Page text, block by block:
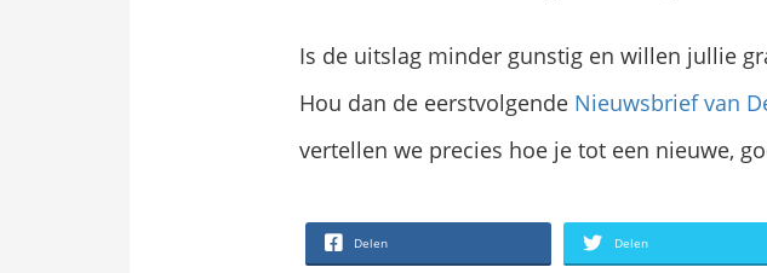
Is de uitslag minder gunstig en willen jullie
Hou dan de eerstvolgende Nieuwsbrief van
vertellen we precies hoe je tot een nieuwe,
Delen Delen